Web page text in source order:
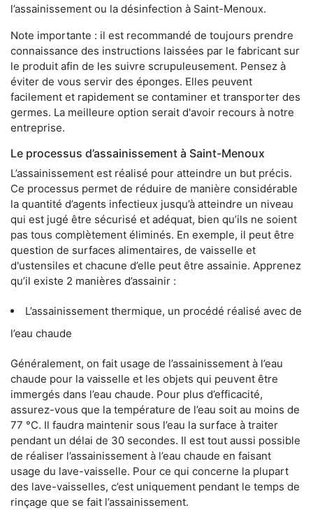
l’assainissement ou la désinfection à Saint-Menoux.
Note importante : il est recommandé de toujours prendre
connaissance des instructions laissées par le fabricant sur
le produit afin de les suivre scrupuleusement. Pensez à
éviter de vous servir des éponges. Elles peuvent
facilement et rapidement se contaminer et transporter des
germes. La meilleure option serait d'avoir recours à notre
entreprise.
Le processus d’assainissement à Saint-Menoux
L’assainissement est réalisé pour atteindre un but précis.
Ce processus permet de réduire de manière considérable
la quantité d’agents infectieux jusqu’à atteindre un niveau
qui est jugé être sécurisé et adéquat, bien qu’ils ne soient
pas tous complètement éliminés. En exemple, il peut être
question de surfaces alimentaires, de vaisselle et
d'ustensiles et chacune d’elle peut être assainie. Apprenez
qu’il existe 2 manières d’assainir :
L’assainissement thermique, un procédé réalisé avec de
l’eau chaude
Généralement, on fait usage de l’assainissement à l’eau
chaude pour la vaisselle et les objets qui peuvent être
immergés dans l’eau chaude. Pour plus d’efficacité,
assurez-vous que la température de l’eau soit au moins de
77 °C. Il faudra maintenir sous l’eau la surface à traiter
pendant un délai de 30 secondes. Il est tout aussi possible
de réaliser l’assainissement à l’eau chaude en faisant
usage du lave-vaisselle. Pour ce qui concerne la plupart
des lave-vaisselles, c’est uniquement pendant le temps de
rinçage que se fait l’assainissement.